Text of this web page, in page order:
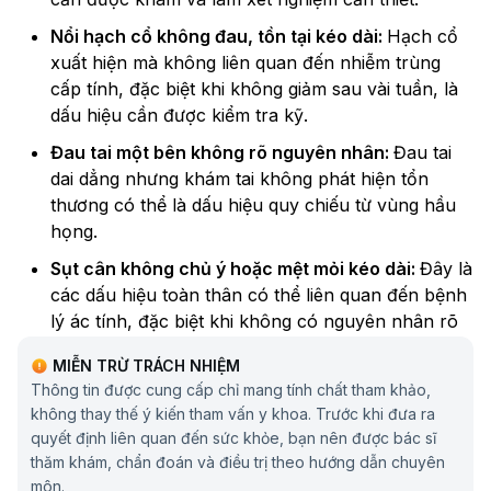
Nổi hạch cổ không đau, tồn tại kéo dài: Hạch cổ
xuất hiện mà không liên quan đến nhiễm trùng
cấp tính, đặc biệt khi không giảm sau vài tuần, là
dấu hiệu cần được kiểm tra kỹ.
Đau tai một bên không rõ nguyên nhân: Đau tai
dai dẳng nhưng khám tai không phát hiện tổn
thương có thể là dấu hiệu quy chiếu từ vùng hầu
họng.
Sụt cân không chủ ý hoặc mệt mỏi kéo dài: Đây là
các dấu hiệu toàn thân có thể liên quan đến bệnh
lý ác tính, đặc biệt khi không có nguyên nhân rõ
Nguyên nhân gây ung thư amidan
Ung thư amidan là kết quả của quá trình biến đổi ác
tính phức tạp, trong đó các tế bào biểu mô vùng
amidan bị rối loạn kiểm soát tăng sinh và dần chuyển
MIỄN TRỪ TRÁCH NHIỆM
Thông tin được cung cấp chỉ mang tính chất tham khảo,
không thay thế ý kiến tham vấn y khoa. Trước khi đưa ra
quyết định liên quan đến sức khỏe, bạn nên được bác sĩ
thăm khám, chẩn đoán và điều trị theo hướng dẫn chuyên
môn.